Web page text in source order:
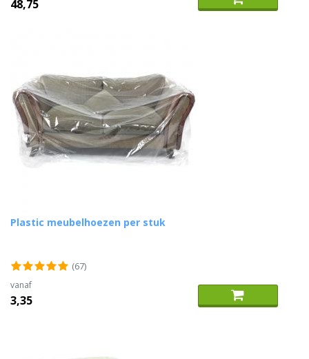
48,75
Plastic meubelhoezen per stuk
(67)
vanaf
3,35